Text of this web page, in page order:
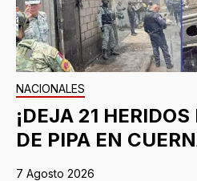
NACIONALES
¡DEJA 21
DE PIPA EN
7 Agosto 2026